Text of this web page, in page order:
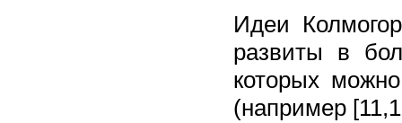
Идеи
развиты в
которых
(например